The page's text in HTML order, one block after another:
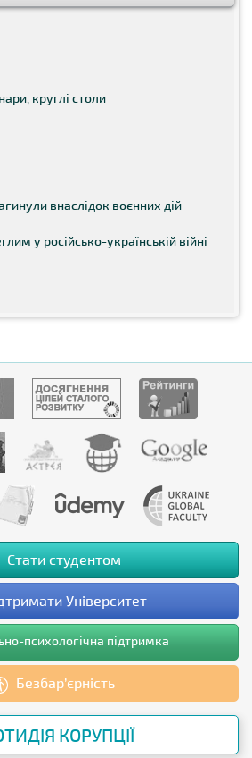
круглі столи
внаслідок воєнних дій
у російсько-українській війні
Стати студентом
Університет
психологічна підтримка
Безбар’єрність
КОРУПЦІЇ